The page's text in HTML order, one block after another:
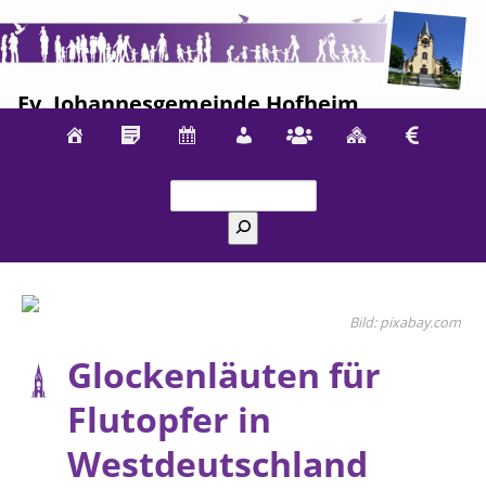
Ev. Johannesgemeinde Hofheim
pixabay.com
Glockenläuten für
Flutopfer in
Westdeutschland